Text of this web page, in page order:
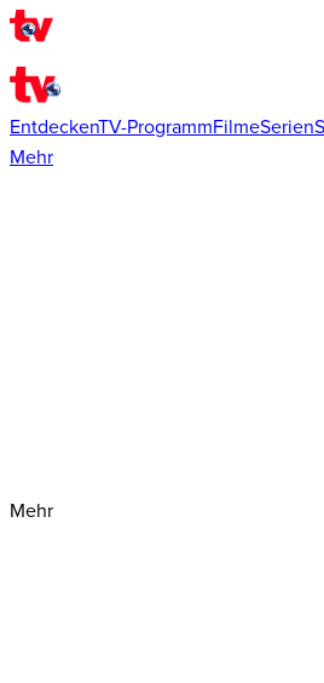
EntdeckenTV-ProgrammFilmeSerien
Mehr
Mehr